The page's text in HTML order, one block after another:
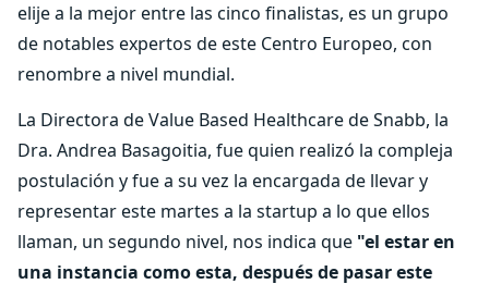
elije a la mejor entre las cinco finalistas, es un grupo
de notables expertos de este Centro Europeo, con
renombre a nivel mundial.
La Directora de Value Based Healthcare de Snabb, la
Dra. Andrea Basagoitia, fue quien realizó la compleja
postulación y fue a su vez la encargada de llevar y
representar este martes a la startup a lo que ellos
llaman, un segundo nivel, nos indica que "el estar en
una instancia como esta, después de pasar este